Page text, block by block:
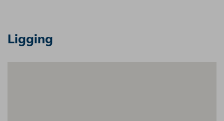
Ligging